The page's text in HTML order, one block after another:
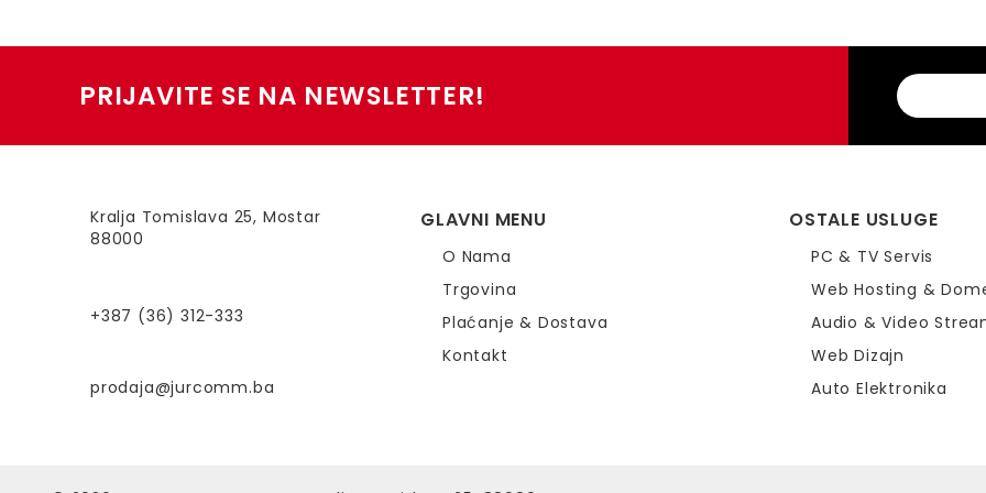
PRIJAVITE SE NA NEWSLETTER!
Kralja Tomislava 25, Mostar
88000
+387 (36) 312-333
prodaja@jurcomm.ba
GLAVNI MENU
O Nama
Trgovina
Plaćanje & Dostava
Kontakt
OSTALE USLUGE
PC & TV Servis
Web Hosting &
Audio & Video
Web Dizajn
Auto Elektronika